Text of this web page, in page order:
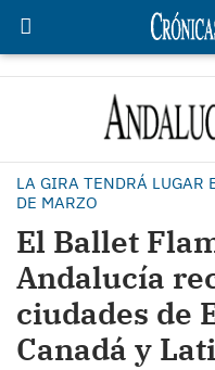
LA GIRA TENDRÁ LUGAR
DE MARZO
El Ballet
Andalucía
ciudades de
Canadá y